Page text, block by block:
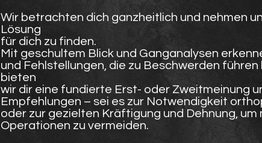
Wir betrachten dich ganzheitlich und nehmen
Lösung
für dich zu finden.
Mit geschultem Blick und Ganganalysen
und Fehlstellungen, die zu Beschwerden
bieten
wir dir eine fundierte Erst- oder Zweitmeinung
Empfehlungen – sei es zur Notwendigkeit
oder zur gezielten Kräftigung und Dehnung,
Operationen zu vermeiden.